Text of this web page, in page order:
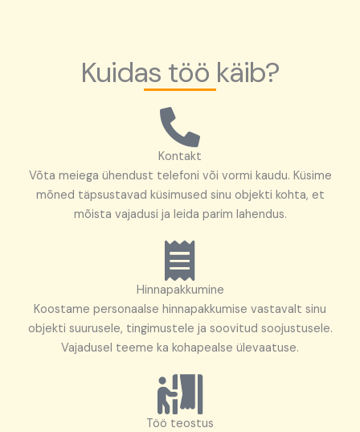
Kuidas töö käib?
Kontakt
Võta meiega ühendust telefoni või vormi kaudu. Küsime
mõned täpsustavad küsimused sinu objekti kohta, et
mõista vajadusi ja leida parim lahendus.
Hinnapakkumine
Koostame personaalse hinnapakkumise vastavalt sinu
objekti suurusele, tingimustele ja soovitud soojustusele.
Vajadusel teeme ka kohapealse ülevaatuse.
Töö teostus